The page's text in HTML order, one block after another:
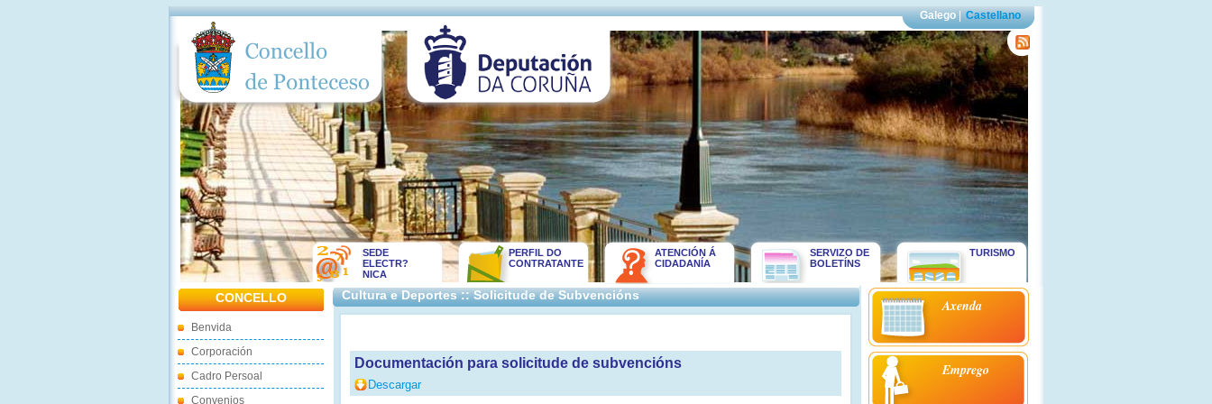
Galego| Castellano
SEDE
ELECTR?
NICA
PERFIL DO
CONTRATANTE
ATENCIÓN Á
CIDADANÍA
SERVIZO DE
BOLETÍNS
TURISMO
CONCELLO
Benvida
Corporación
Cadro Persoal
Convenios
Cultura e Deportes :: Solicitude de Subvencións
Documentación para solicitude de subvencións
Descargar
Axenda
Emprego